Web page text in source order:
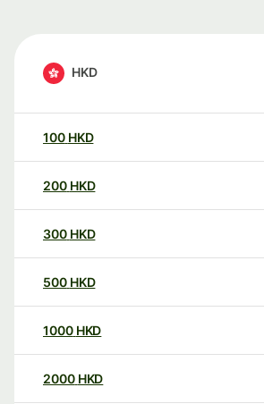
HKD
100 HKD
200 HKD
300 HKD
500 HKD
1000 HKD
2000 HKD